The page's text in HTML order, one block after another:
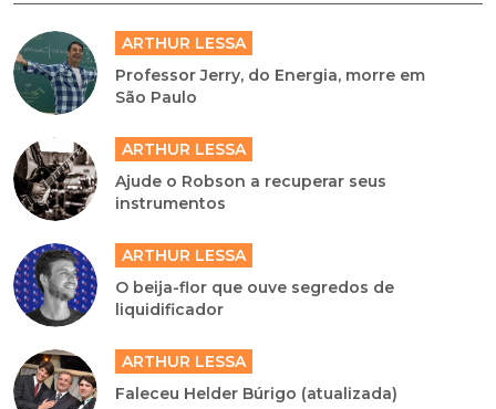
ARTHUR LESSA
Professor Jerry, do Energia, morre em
São Paulo
ARTHUR LESSA
Ajude o Robson a recuperar seus
instrumentos
ARTHUR LESSA
O beija-flor que ouve segredos de
liquidificador
ARTHUR LESSA
Faleceu Helder Búrigo (atualizada)